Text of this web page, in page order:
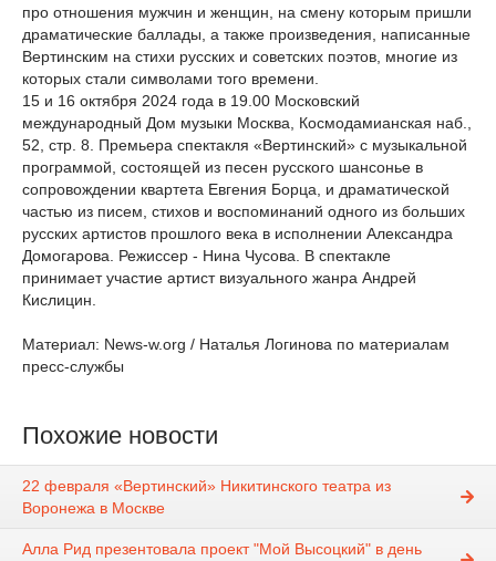
про отношения мужчин и женщин, на смену которым пришли
драматические баллады, а также произведения, написанные
Вертинским на стихи русских и советских поэтов, многие из
которых стали символами того времени.
15 и 16 октября 2024 года в 19.00 Московский
международный Дом музыки Москва, Космодамианская наб.,
52, стр. 8. Премьера спектакля «Вертинский» с музыкальной
программой, состоящей из песен русского шансонье в
сопровождении квартета Евгения Борца, и драматической
частью из писем, стихов и воспоминаний одного из больших
русских артистов прошлого века в исполнении Александра
Домогарова. Режиссер - Нина Чусова. В спектакле
принимает участие артист визуального жанра Андрей
Кислицин.
Материал: News-w.org / Наталья Логинова по материалам
пресс-службы
Похожие новости
22 февраля «Вертинский» Никитинского театра из
Воронежа в Москве
Алла Рид презентовала проект "Мой Высоцкий" в день